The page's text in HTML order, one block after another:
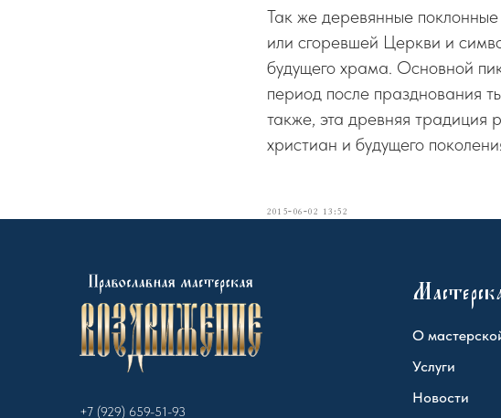
Так же деревянные
или сгоревшей Церкви и
будущего храма. Основной
период после празднования
также, эта древняя традиция
христиан и будущего
2015-06-02 13:52
+7 (929) 659-51-93
О
Услуги
Новости